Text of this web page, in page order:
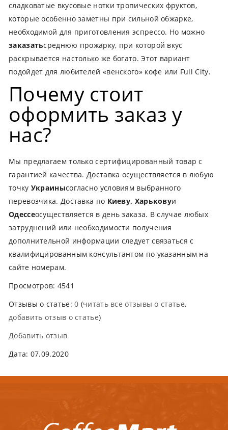
сладковатые вкусовые нотки тропических фруктов,
которые особенно заметны при сильной обжарке,
необходимой для приготовления эспрессо. Но можно
заказатьсреднюю прожарку, при которой вкус
раскрывается настолько же богато. Этот вариант
подойдет для любителей «венского» кофе или Full City.
Почему стоит
оформить заказ у
нас?
Мы предлагаем только сертифицированный товар с
гарантией качества. Доставка осуществляется в любую
точку Украинысогласно условиям выбранного
перевозчика. Доставка по Киеву, Харьковуи
Одессеосуществляется в день заказа. В случае любых
затруднений или необходимости получения
дополнительной информации следует связаться с
квалифицированным консультантом по указанным на
сайте номерам.
Просмотров: 4541
Отзывы о статье:0 (читать все отзывы о статье,
добавить отзыв о статье)
Добавить отзыв
Дата: 07.09.2020